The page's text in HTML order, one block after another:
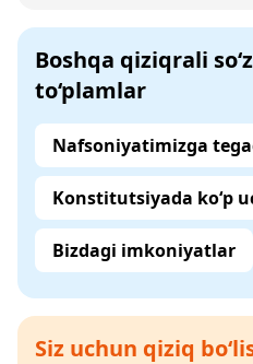
Boshqa qiziqrali
to‘plamlar
Nafsoniyatimizga
Konstitutsiyada ko‘p
Bizdagi imkoniyatlar
Siz uchun qiziq